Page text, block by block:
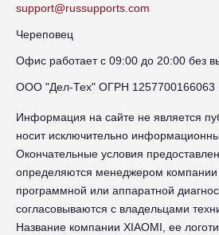
support@russupports.com
Череповец
Офис работает с 09:00 до 20:00 без
ООО "Дел-Тех" ОГРН 1257700166063
Информация на сайте не является
носит исключительно
Окончательные условия
определяются менеджером компании
программной или аппаратной
согласовываются с владельцами
Название компании XIAOMI, ее